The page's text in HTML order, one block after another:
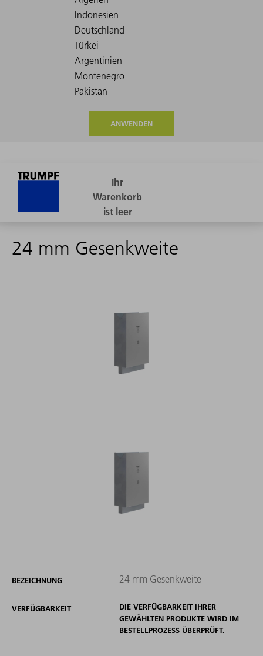
ANWENDEN
24 mm Gesenkweite
BEZEICHNUNG 24 mm Gesenkweite
VERFÜGBARKEIT
DIE VERFÜGBARKEIT IHRER
GEWÄHLTEN PRODUKTE WIRD IM
BESTELLPROZESS ÜBERPRÜFT.